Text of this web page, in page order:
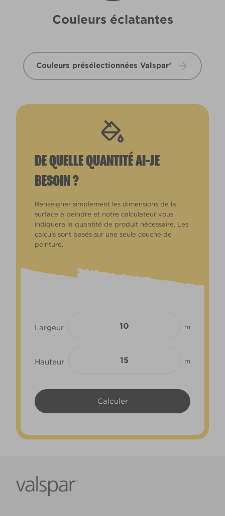
Couleurs éclatantes
Couleurs présélectionnées Valspar®
DE QUELLE QUANTITÉ AI-JE
BESOIN ?
Renseigner simplement les dimensions de la
surface à peindre et notre calculateur vous
indiquera la quantité de produit nécessaire. Les
calculs sont basés sur une seule couche de
peinture.
Largeur m
Hauteur m